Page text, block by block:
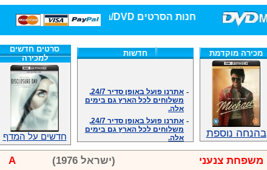
חנות הסרטים DVD/בלו-ריי/3D הגדולה ביותר!
מכירה מוקדמת
בהנחה נוספת
חדשות
משלוחים לכל הארץ גם בימים
אלה.
משלוחים לכל הארץ גם בימים
אלה.
-אנחנו כאן לכול שאלה וזמינים
במענה הטלפוני שלנו.ובמייל
.האתר לרשותכם פעיל 24/7
סרטים חדשים
למכירה
חדשים על המדף
משפחת צנעני (ישראל 1976) A